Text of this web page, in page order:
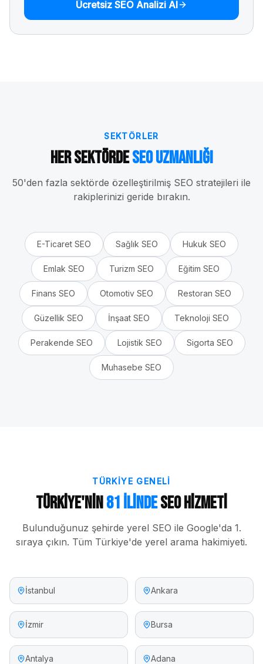
Ücretsiz SEO Analizi Al
SEKTÖRLER
Her SektördeSEO Uzmanlığı
50'den fazla sektörde özelleştirilmiş SEO stratejileri ile
rakiplerinizi geride bırakın.
E-Ticaret SEO Sağlık SEO Hukuk SEO
Emlak SEO Turizm SEO Eğitim SEO
Finans SEO Otomotiv SEO Restoran SEO
Güzellik SEO İnşaat SEO Teknoloji SEO
Perakende SEO Lojistik SEO Sigorta SEO
Muhasebe SEO
TÜRKIYE GENELI
Türkiye'nin81 İlindeSEO Hizmeti
Bulunduğunuz şehirde yerel SEO ile Google'da 1.
sıraya çıkın. Tüm Türkiye'de yerel arama hakimiyeti.
İstanbul Ankara
İzmir Bursa
Antalya Adana